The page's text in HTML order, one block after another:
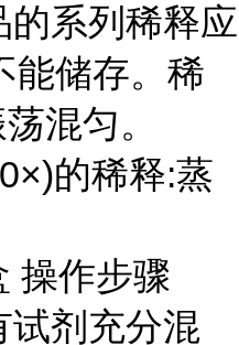
的系列稀释应
能储存。稀
混匀。
的稀释:蒸
操作步骤
试剂充分混